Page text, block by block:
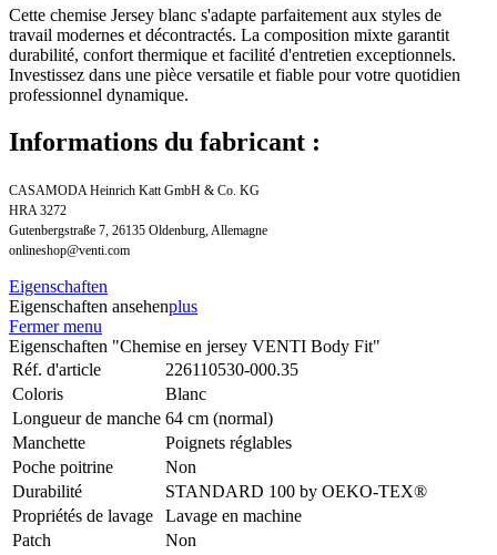
Cette chemise Jersey blanc s'adapte parfaitement aux styles de
travail modernes et décontractés. La composition mixte garantit
durabilité, confort thermique et facilité d'entretien exceptionnels.
Investissez dans une pièce versatile et fiable pour votre quotidien
professionnel dynamique.
Informations du fabricant :
CASAMODA Heinrich Katt GmbH & Co. KG
HRA 3272
Gutenbergstraße 7, 26135 Oldenburg, Allemagne
onlineshop@venti.com
Eigenschaften
Eigenschaften ansehenplus
Fermer menu
Eigenschaften "Chemise en jersey VENTI Body Fit"
Réf. d'article
226110530-000.35
Coloris
Blanc
Longueur de manche 64 cm (normal)
Manchette
Poignets réglables
Poche poitrine
Non
Durabilité
STANDARD 100 by OEKO-TEX®
Propriétés de lavage
Lavage en machine
Patch
Non